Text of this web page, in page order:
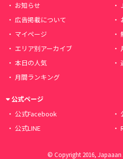
お知らせ
広告掲載について
マイページ
エリア別アーカイブ
本日の人気
月間ランキング
公式ページ
公式Facebook
公式LINE
© Copyright 2016, Japaaan